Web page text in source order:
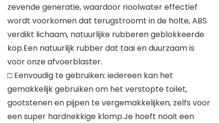
zevende generatie, waardoor rioolwater effectief
wordt voorkomen dat terugstroomt in de holte, ABS
verdikt lichaam, natuurlijke rubberen geblokkeerde
kop.Een natuurlijk rubber dat taai en duurzaam is
voor onze afvoerblaster.
□ Eenvoudig te gebruiken: iedereen kan het
gemakkelijk gebruiken om het verstopte toilet,
gootstenen en pijpen te vergemakkelijken, zelfs voor
een super hardnekkige klomp.Je hoeft nooit een